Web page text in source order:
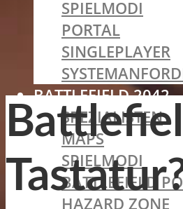
SPIELMODI
PORTAL
SINGLEPLAYER
BATTLEFIELD 2042
SPEZIALISTEN
MAPS
SPIELMODI
BATTLEFIELD
HAZARD ZONE